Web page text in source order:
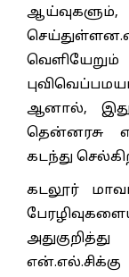
ஆனால்,
தென்னரசு
கடந்து
கடலூர்